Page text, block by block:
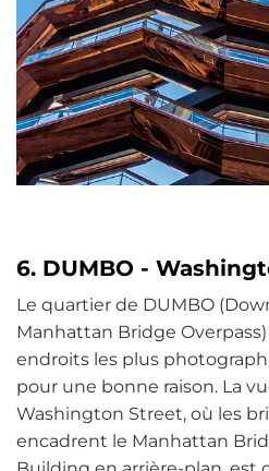
6. DUMBO -
Le quartier de DUMBO
Manhattan Bridge
endroits les plus
pour une bonne raison. La
Washington Street, où les
encadrent le Manhattan